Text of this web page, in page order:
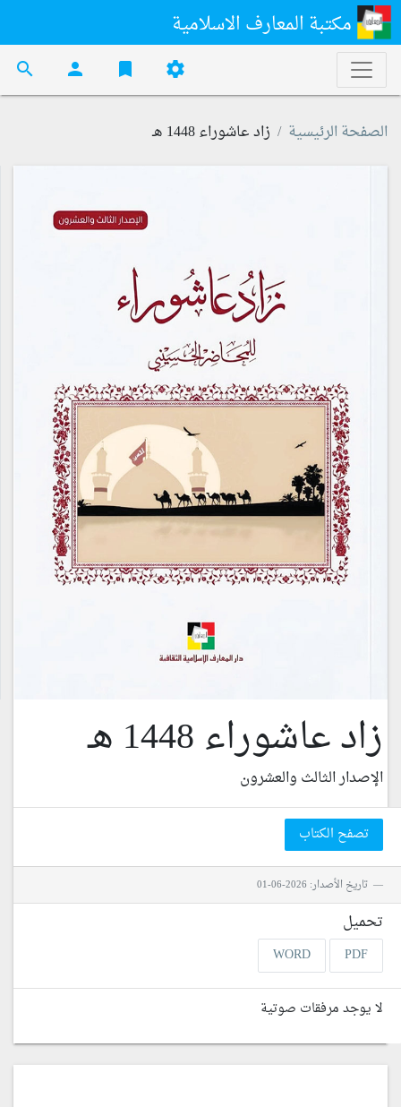
مكتبة المعارف الاسلامية
settings
bookmark
person
search
الصفحة الرئيسية زاد عاشوراء 1448 هـ
زاد عاشوراء 1448 هـ
الإصدار الثالث والعشرون
تصفح الكتاب
تاريخ الأصدار: 2026-06-01
تحميل
PDF
WORD
لا يوجد مرفقات صوتية